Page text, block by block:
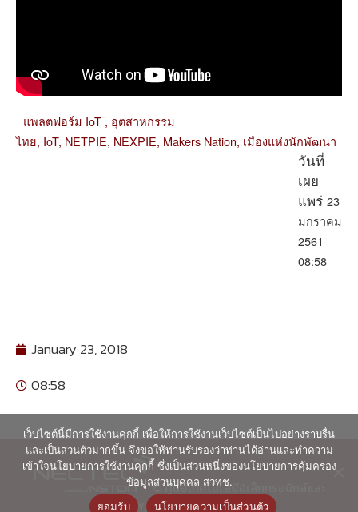
แพลตฟอร์ม IoT , อุตสาหกรรม
ไทย, IoT, NETPIE, NEXPIE, Makers Nation, เมืองแห่งนักพัฒนา
วันที่
เผย
แพร่ 23
มกราคม
2561
08:58
January 23, 2018
08:58
© ศูนย์เทคโนโลยีอิเล็กทรอนิกส์และ
คอมพิวเตอร์แห่งชาติ 2563
เว็บไซต์นี้มีการใช้งานคุกกี้ เพื่อให้การใช้งานเว็บไซต์เป็นไปอย่างราบรื่น
และเป็นส่วนตัวมากขึ้น จึงขอให้ท่านรับรองว่าท่านได้อ่านและทำความ
เข้าใจนโยบายการใช้งานคุกกี้ ซึ่งเป็นส่วนหนึ่งของนโยบายการคุ้มครอง
ข้อมูลส่วนบุคคล สวทช.
ยอมรับ
นโยบายความเป็นส่วนตัว